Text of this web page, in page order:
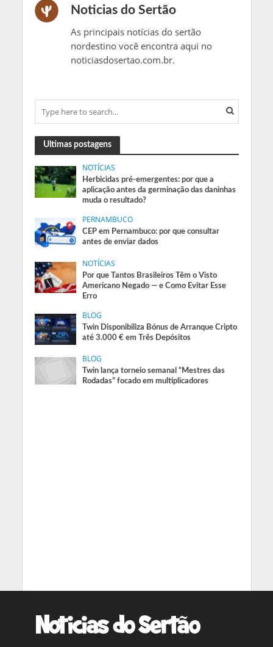
Noticias do Sertão
As principais notícias do sertão
nordestino você encontra aqui no
noticiasdosertao.com.br.
Ultimas postagens
NOTÍCIAS
Herbicidas pré-emergentes: por que a
aplicação antes da germinação das daninhas
muda o resultado?
PERNAMBUCO
CEP em Pernambuco: por que consultar
antes de enviar dados
NOTÍCIAS
Por que Tantos Brasileiros Têm o Visto
Americano Negado — e Como Evitar Esse
Erro
BLOG
Twin Disponibiliza Bónus de Arranque Cripto
até 3.000 € em Três Depósitos
BLOG
Twin lança torneio semanal “Mestres das
Rodadas” focado em multiplicadores